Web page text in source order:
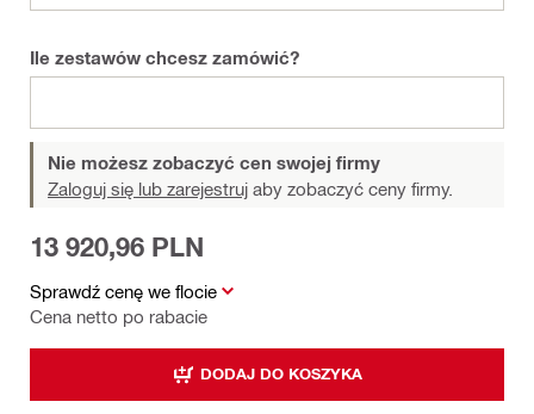
Ile zestawów chcesz zamówić?
Nie możesz zobaczyć cen swojej firmy
Zaloguj się lub zarejestruj aby zobaczyć ceny firmy.
Sprawdź cenę we flocie
Cena netto po rabacie
13 920,96 PLN
DODAJ DO KOSZYKA